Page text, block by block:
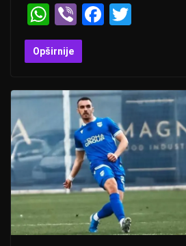
W
h
at
A
p
p
Vi
b
er
F
b
o
o
k
Opširnije